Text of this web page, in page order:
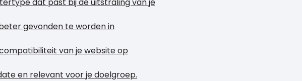
gevonden te worden in
van je website op
en relevant voor je doelgroep.